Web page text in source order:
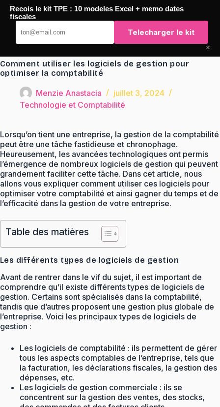
Passer
contenu
TaqTaq
Comment utiliser les logiciels de gestion pour
optimiser la comptabilité
Menzie Anastacia
juillet 3, 2024
Technologie et Comptabilité
Lorsqu’on tient une entreprise, la gestion de la comptabilité
peut être une tâche fastidieuse et chronophage.
Heureusement, les avancées technologiques ont permis
l’émergence de nombreux logiciels de gestion qui peuvent
grandement faciliter cette tâche. Dans cet article, nous
allons vous expliquer comment utiliser ces logiciels pour
optimiser votre comptabilité et ainsi gagner du temps et de
l’efficacité dans la gestion de votre entreprise.
Table des matières
Les différents types de logiciels de gestion
Avant de rentrer dans le vif du sujet, il est important de
comprendre qu’il existe différents types de logiciels de
gestion. Certains sont spécialisés dans la comptabilité,
tandis que d’autres proposent une gestion plus globale de
l’entreprise. Voici les principaux types de logiciels de
gestion :
Les logiciels de comptabilité : ils permettent de gérer
tous les aspects comptables de l’entreprise, tels que
la facturation, les déclarations fiscales, la gestion des
dépenses, etc.
Les logiciels de gestion commerciale : ils se
concentrent sur la gestion des ventes, des stocks,
Recois le kit TPE : 10 modeles Excel + memo dates
fiscales
Telecharger le kit
×